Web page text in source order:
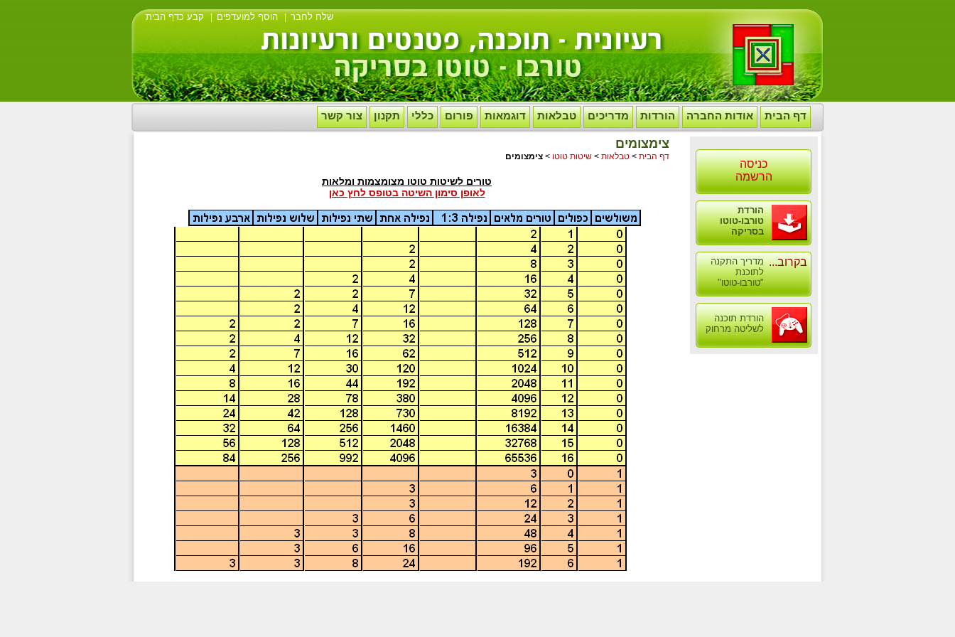
שלח לחבר הוסף למועדפים קבע כדף הבית
דף הבית אודות החברה הורדות מדריכים טבלאות דוגמאות פורום כללי תקנון צור קשר
כניסה
הרשמה
הורדת
טורבו-טוטו
בסריקה
בקרוב... מדריך התקנה
לתוכנת
"טורבו-טוטו"
הורדת תוכנה
לשליטה מרחוק
צימצומים
דף הבית > טבלאות > שיטות טוטו > צימצומים
טורים לשיטות טוטו מצומצמות ומלאות
לאופן סימון השיטה בטופס לחץ כאן